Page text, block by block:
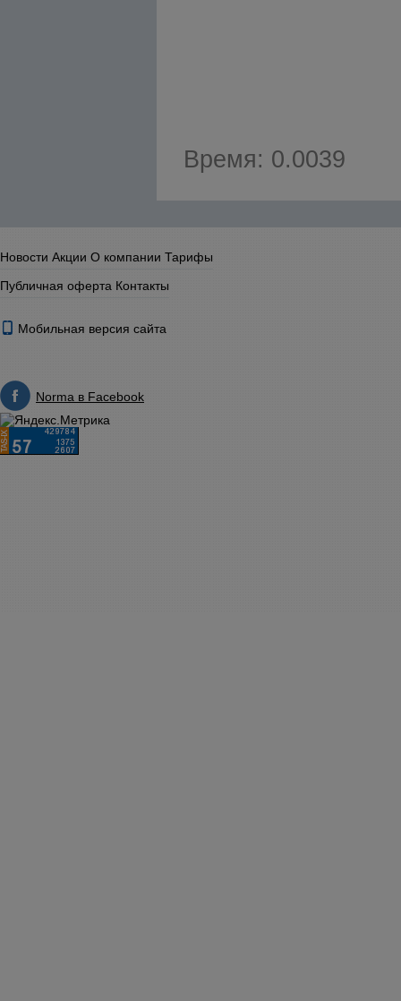
Время: 0.0039
Новости Акции О компании Тарифы
Публичная оферта Контакты
Мобильная версия сайта
Norma в Facebook